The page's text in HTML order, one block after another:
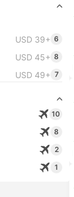
USD 39+ 6
USD 45+ 8
USD 49+ 7
10
8
2
1